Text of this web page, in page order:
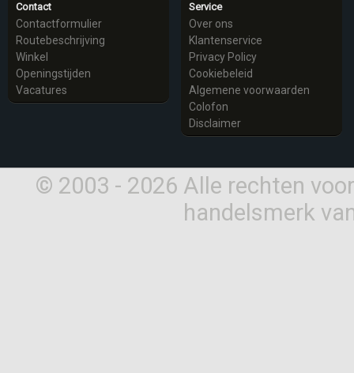
Contact
Contactformulier
Routebeschrijving
Winkel
Openingstijden
Vacatures
Service
Over ons
Klantenservice
Privacy Policy
Cookiebeleid
Algemene voorwaarden
Colofon
Disclaimer
© 2003 - 2026 Alle rechten
handelsmerk